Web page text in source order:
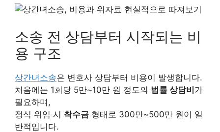
소송 전 상담부터 시작되는 비
용 구조
상간녀소송은 변호사 상담부터 비용이 발생합니다.
처음에는 1회당 5만~10만 원 정도의 법률 상담비가
필요하며,
정식 위임 시 착수금 형태로 300만~500만 원이 일
반적입니다.